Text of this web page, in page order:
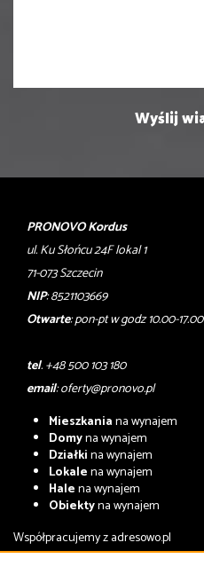
PRONOVO Kordus
ul. Ku Słońcu 24F lokal 1
71-073 Szczecin
NIP: 8521103669
Otwarte: pon-pt w godz 10.00-17.00
tel. +48 500 103 180
email:oferty@pronovo.pl
Mieszkaniana wynajem
Domyna wynajem
Działkina wynajem
Lokalena wynajem
Halena wynajem
Obiektyna wynajem
Współpracujemy zadresowo.pl